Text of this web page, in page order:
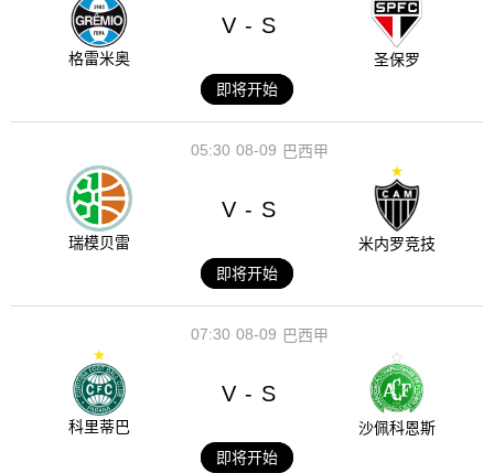
格雷米奥
V - S
圣保罗
即将开始
08-09
05:30 巴西甲
瑞模贝雷
V - S
米内罗竞技
即将开始
08-09
07:30 巴西甲
科里蒂巴
V - S
沙佩科恩斯
即将开始